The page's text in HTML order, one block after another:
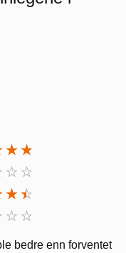
bedre enn forventet